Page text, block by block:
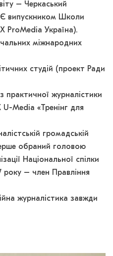
– Черкаський
Є випускником Школи
ProMedia Україна).
міжнародних
студій (проект Ради
практичної журналістики
Media «Тренінг для
громадській
обраний головою
Національної спілки
року – член Правління
журналістика завжди